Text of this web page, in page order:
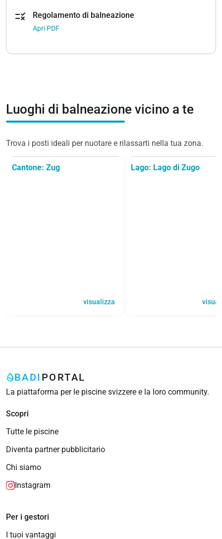
rule Regolamento di balneazione
Apri PDF
Luoghi di balneazione vicino a te
Trova i posti ideali per nuotare e rilassarti nella tua zona.
Cantone: Zug
visualizza
Lago: Lago di Zugo
BADI PORTAL
La piattaforma per le piscine svizzere e la loro community.
Scopri
Tutte le piscine
Diventa partner pubblicitario
Chi siamo
Instagram
Per i gestori
I tuoi vantaggi